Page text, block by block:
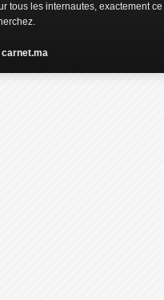
tous les internautes, exactement ce
carnet.ma